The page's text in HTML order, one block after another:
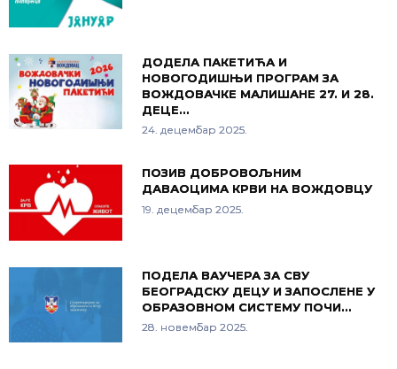
ДОДЕЛА ПАКЕТИЋА И
НОВОГОДИШЊИ ПРОГРАМ ЗА
ВОЖДОВАЧКЕ МАЛИШАНЕ 27. И 28.
ДЕЦЕ…
24. децембар 2025.
ПОЗИВ ДОБРОВОЉНИМ
ДАВАОЦИМА КРВИ НА ВОЖДОВЦУ
19. децембар 2025.
ПОДЕЛА ВАУЧЕРА ЗА СВУ
БЕОГРАДСКУ ДЕЦУ И ЗАПОСЛЕНЕ У
ОБРАЗОВНОМ СИСТЕМУ ПОЧИ…
28. новембар 2025.